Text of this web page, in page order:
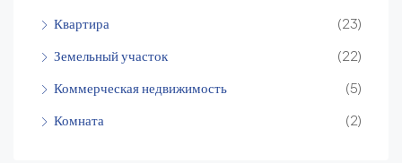
Квартира
(23)
Земельный участок
(22)
Коммерческая недвижимость
(5)
Комната
(2)